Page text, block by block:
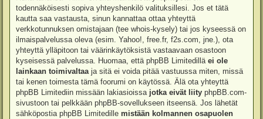
todennäköisesti sopiva yhteyshenkilö valituksillesi. Jos et tätä
kautta saa vastausta, sinun kannattaa ottaa yhteyttä
verkkotunnuksen omistajaan (tee whois-kysely) tai jos kyseessä on
ilmaispalvelussa oleva (esim. Yahoo!, free.fr, f2s.com, jne.), ota
yhteyttä ylläpitoon tai väärinkäytöksistä vastaavaan osastoon
kyseisessä palvelussa. Huomaa, että phpBB Limitedillä ei ole
lainkaan toimivaltaaja sitä ei voida pitää vastuussa miten, missä
tai kenen toimesta tämä foorumi on käytössä. Älä ota yhteyttä
phpBB Limitediin missään lakiasioissa jotka eivät liity phpBB.com-
sivustoon tai pelkkään phpBB-sovellukseen itseensä. Jos lähetät
sähköpostia phpBB Limitedille mistään kolmannen osapuolen